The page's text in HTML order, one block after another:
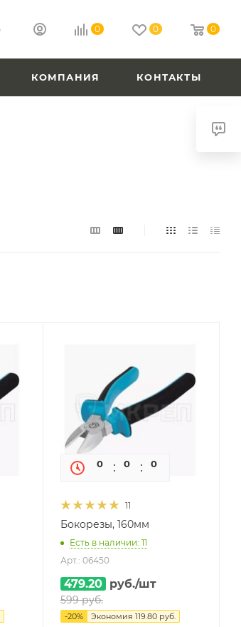
0 0 0
КОМПАНИЯ КОНТАКТЫ
0 0 0
11
Бокорезы, 160мм
Есть в наличии: 11
Арт.: 06450
479.20 руб./шт
599руб.
-20% Экономия 119.80руб.